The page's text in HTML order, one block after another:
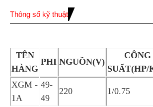
Thông số kỹ thuật
TÊN
HÀNG
PHI NGUỒN(V)
CÔNG
SUẤT(HP/
XGM -
1A
49-
49
220 1/0.75